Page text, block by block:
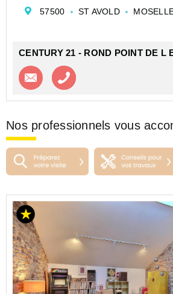
famille ou entre amis.
57500 ST AVOLD
CENTURY 21 - ROND POINT DE L
Contacter l'agence
Nos professionnels vous